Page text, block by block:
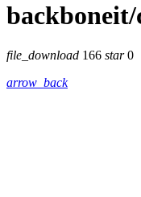
file_download 166 star0
arrow_back